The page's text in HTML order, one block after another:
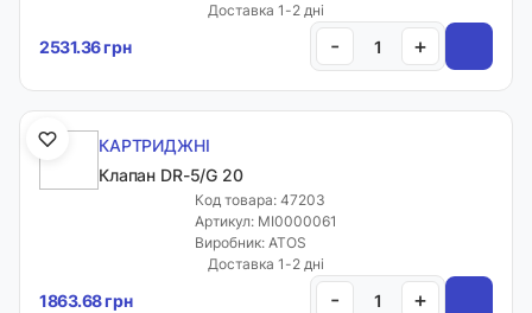
Доставка 1-2 дні
2531.36 грн - +
КАРТРИДЖНІ
Клапан DR-5/G 20
Код товара: 47203
Артикул: MI0000061
Виробник: ATOS
Доставка 1-2 дні
1863.68 грн - +